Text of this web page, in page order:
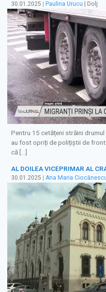
30.01.2025 Paulina Urucu | Dolj
Pentru 15 cetățeni străini
au fost opriți de polițiștii de
că […]
AL DOILEA VICEPRIMAR AL
30.01.2025 Ana Maria